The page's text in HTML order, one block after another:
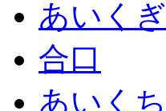
あいくぎ
合口
あいくち